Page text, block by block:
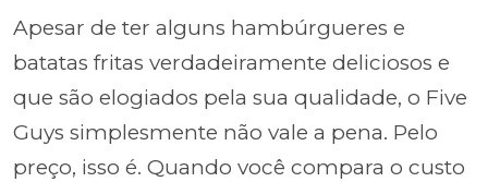
Apesar de ter alguns hambúrgueres e
batatas fritas verdadeiramente deliciosos e
que são elogiados pela sua qualidade, o Five
Guys simplesmente não vale a pena. Pelo
preço, isso é. Quando você compara o custo